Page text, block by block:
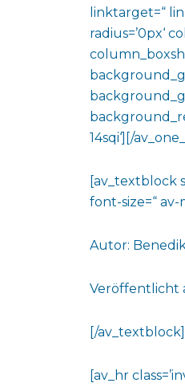
linktarget=“
radius=’0px‘
14sqi‘][/
[av_textblock
font-size=“ av-
Autor:
Veröffentlicht
[/av_textblock]
[av_hr